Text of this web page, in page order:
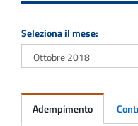
Seleziona il mese:
Adempimento